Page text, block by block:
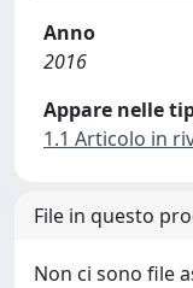
Anno
2016
Appare nelle
1.1 Articolo in
File in questo
Non ci sono file